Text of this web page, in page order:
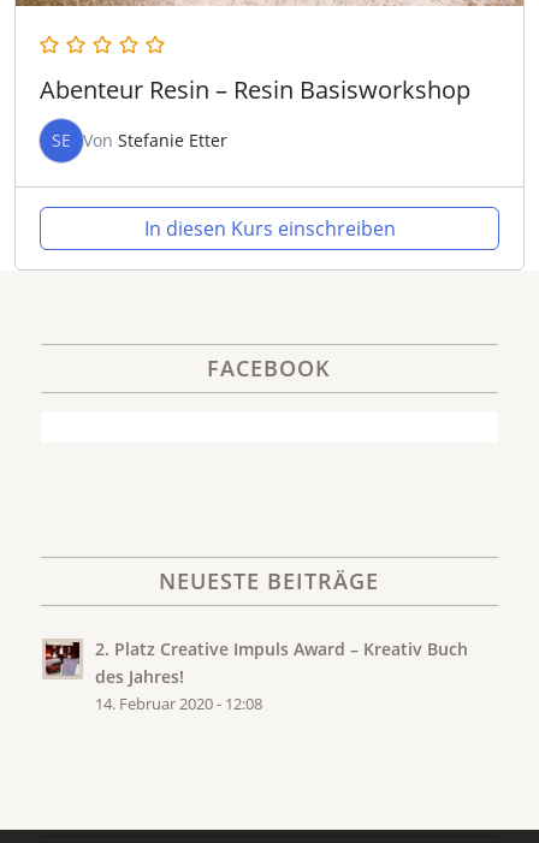
Abenteur Resin – Resin Basisworkshop
SE Von Stefanie Etter
In diesen Kurs einschreiben
FACEBOOK
NEUESTE BEITRÄGE
2. Platz Creative Impuls Award – Kreativ Buch
des Jahres!
14. Februar 2020 - 12:08